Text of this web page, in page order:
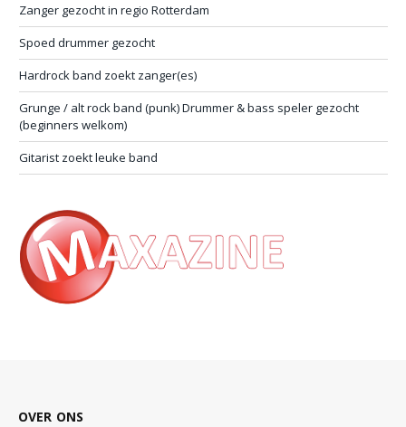
Zanger gezocht in regio Rotterdam
Spoed drummer gezocht
Hardrock band zoekt zanger(es)
Grunge / alt rock band (punk) Drummer & bass speler gezocht
(beginners welkom)
Gitarist zoekt leuke band
OVER ONS